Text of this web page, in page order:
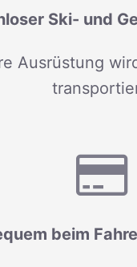
Ski- und
Ausrüstung
beim